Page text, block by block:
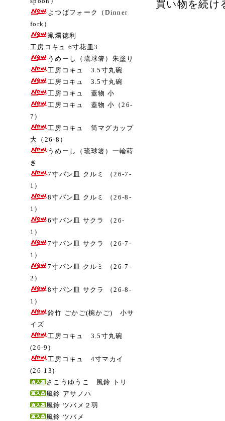
よつばフォーク（Dinner
fork）
蝋燭徳利
工房コキュ 6寸花皿3
うめーし（琉球箸）朱塗り
工房コキュ 3.5寸丸碗
工房コキュ 3.5寸丸碗
工房コキュ 蓋物 小
工房コキュ 蓋物 小（26-
7）
工房コキュ 筒マグカップ
大（26-8）
うめーし（琉球箸）一輪蒔
き
7寸パン皿 クルミ （26-7-
1）
8寸パン皿 クルミ （26-8-
1）
6寸パン皿 サクラ （26-
1）
7寸パン皿 サクラ （26-7-
1）
7寸パン皿 クルミ （26-7-
2）
8寸パン皿 サクラ （26-8-
1）
鈴竹 ごかご(椀かご) 小サ
イズ
工房コキュ 3.5寸丸碗
(26-9)
工房コキュ 4寸マカイ
(26-13)
さこうゆうこ 風鈴 トリ
風鈴 アサノハ
風鈴 ツバメ２羽
風鈴 ツバメ
買い物を続け